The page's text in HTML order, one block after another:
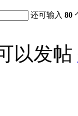
还可输入80
以发帖